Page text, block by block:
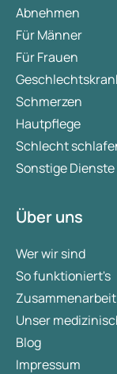
Abnehmen
Für Männer
Für Frauen
Schmerzen
Hautpflege
Schlecht
Sonstige Dienste
Über uns
Wer wir sind
So funktioniert's
Unser
Blog
Impressum